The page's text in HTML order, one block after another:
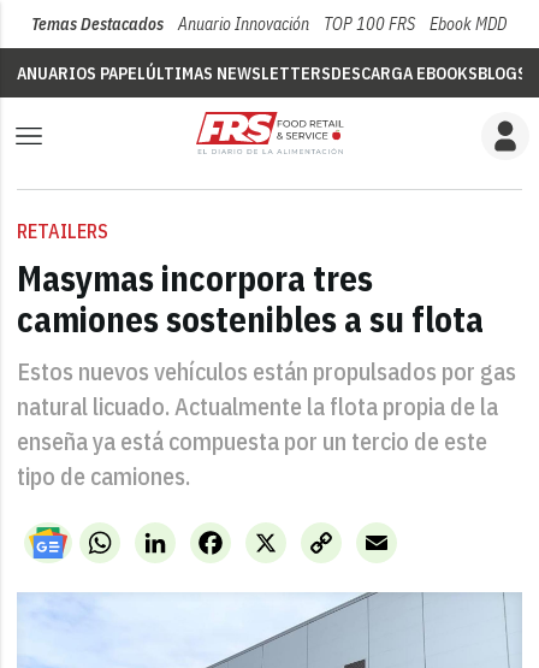
Temas Destacados Anuario Innovación TOP 100 FRS Ebook MDD
ANUARIOS PAPELÚLTIMAS NEWSLETTERSDESCARGA EBOOKSBLOGS
RETAILERS
Masymas incorpora tres
camiones sostenibles a su flota
Estos nuevos vehículos están propulsados por gas
natural licuado. Actualmente la flota propia de la
enseña ya está compuesta por un tercio de este
tipo de camiones.
WhatsAppLinkedIn X
Facebook
Copy
Link
Email